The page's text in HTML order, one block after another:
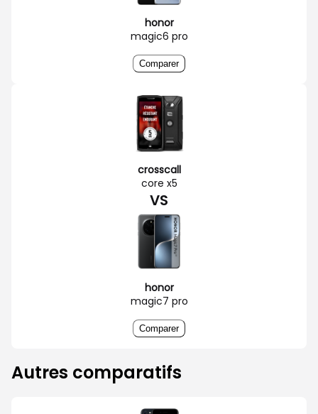
honor
magic6 pro
Comparer
crosscall
core x5
VS
honor
magic7 pro
Comparer
Autres comparatifs